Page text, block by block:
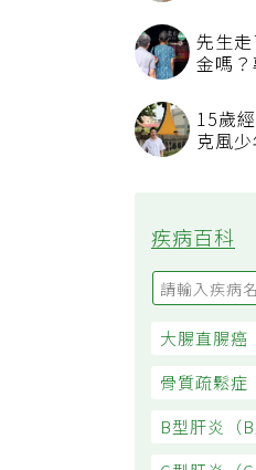
先生
金嗎
15歲
克風
疾病百科
大腸直腸癌
骨質疏鬆症
B型肝炎（B